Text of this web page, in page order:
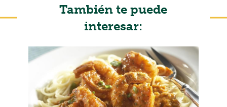
También te puede
interesar: